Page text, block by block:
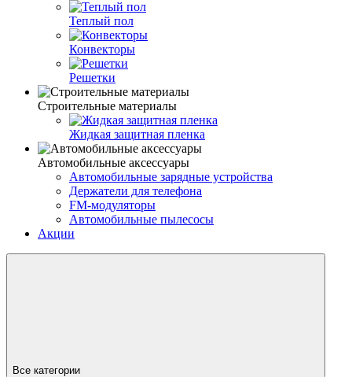
Теплый пол
Конвекторы
Решетки
Строительные материалы
Жидкая защитная пленка
Автомобильные аксессуары
Автомобильные зарядные устройства
Держатели для телефона
FM-модуляторы
Автомобильные пылесосы
Акции
Все категории